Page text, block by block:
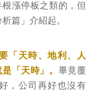
漲停板之類的，但
篇」介紹起。
「天時、地利、人
「天時」。 畢竟覆
，公司再好也沒有